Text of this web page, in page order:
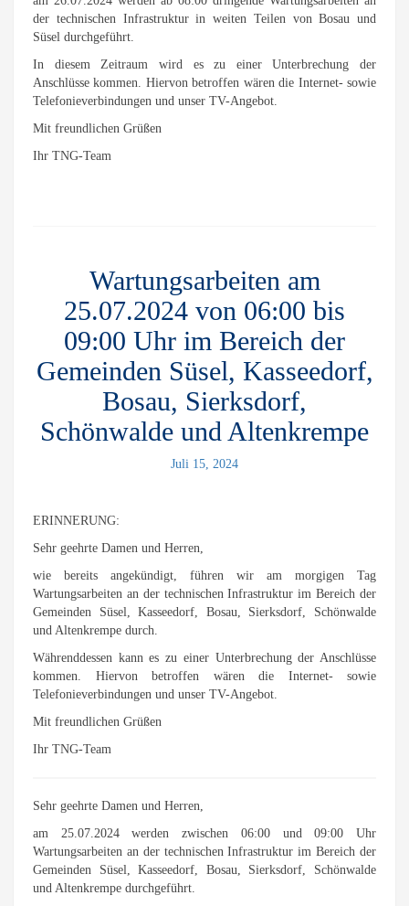
der technischen Infrastruktur in weiten Teilen von Bosau und
Süsel durchgeführt.
In diesem Zeitraum wird es zu einer Unterbrechung der
Anschlüsse kommen. Hiervon betroffen wären die Internet- sowie
Telefonieverbindungen und unser TV-Angebot.
Mit freundlichen Grüßen
Ihr TNG-Team
Wartungsarbeiten am
25.07.2024 von 06:00 bis
09:00 Uhr im Bereich der
Gemeinden Süsel, Kasseedorf,
Bosau, Sierksdorf,
Schönwalde und Altenkrempe
Juli 15, 2024
ERINNERUNG:
Sehr geehrte Damen und Herren,
wie bereits angekündigt, führen wir am morgigen Tag
Wartungsarbeiten an der technischen Infrastruktur im Bereich der
Gemeinden Süsel, Kasseedorf, Bosau, Sierksdorf, Schönwalde
und Altenkrempe durch.
Währenddessen kann es zu einer Unterbrechung der Anschlüsse
kommen. Hiervon betroffen wären die Internet- sowie
Telefonieverbindungen und unser TV-Angebot.
Mit freundlichen Grüßen
Ihr TNG-Team
Sehr geehrte Damen und Herren,
am 25.07.2024 werden zwischen 06:00 und 09:00 Uhr
Wartungsarbeiten an der technischen Infrastruktur im Bereich der
Gemeinden Süsel, Kasseedorf, Bosau, Sierksdorf, Schönwalde
und Altenkrempe durchgeführt.